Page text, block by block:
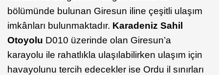
bölümünde bulunan Giresun iline çeşitli ulaşım
imkânları bulunmaktadır. Karadeniz Sahil
Otoyolu D010 üzerinde olan Giresun’a
karayolu ile rahatlıkla ulaşılabilirken ulaşım için
havayolunu tercih edecekler ise Ordu il sınırları